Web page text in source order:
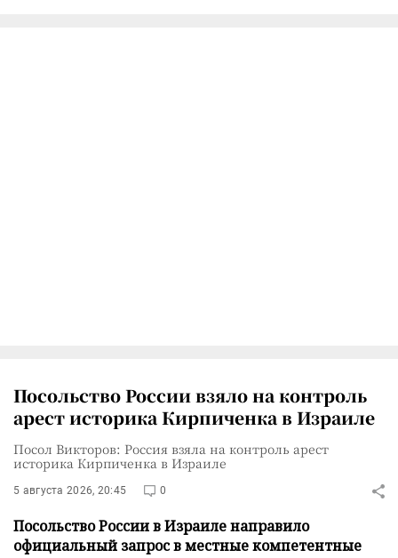
Посольство России взяло на контроль
арест историка Кирпиченка в Израиле
Посол Викторов: Россия взяла на контроль арест
историка Кирпиченка в Израиле
5 августа 2026, 20:45 0
Посольство России в Израиле направило
официальный запрос в местные компетентные